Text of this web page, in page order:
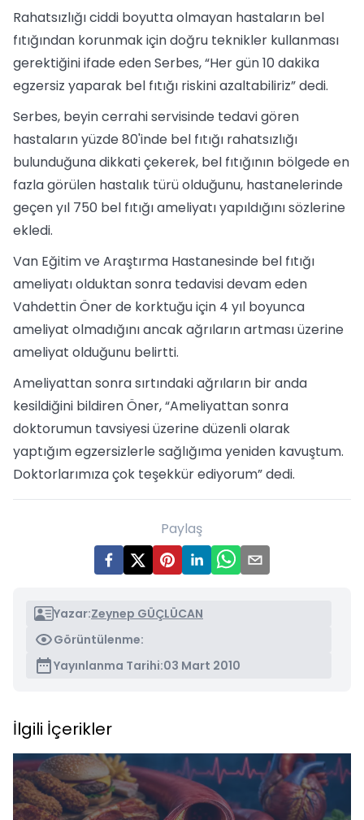
Rahatsızlığı ciddi boyutta olmayan hastaların bel
fıtığından korunmak için doğru teknikler kullanması
gerektiğini ifade eden Serbes, “Her gün 10 dakika
egzersiz yaparak bel fıtığı riskini azaltabiliriz” dedi.
Serbes, beyin cerrahi servisinde tedavi gören
hastaların yüzde 80'inde bel fıtığı rahatsızlığı
bulunduğuna dikkati çekerek, bel fıtığının bölgede en
fazla görülen hastalık türü olduğunu, hastanelerinde
geçen yıl 750 bel fıtığı ameliyatı yapıldığını sözlerine
ekledi.
Van Eğitim ve Araştırma Hastanesinde bel fıtığı
ameliyatı olduktan sonra tedavisi devam eden
Vahdettin Öner de korktuğu için 4 yıl boyunca
ameliyat olmadığını ancak ağrıların artması üzerine
ameliyat olduğunu belirtti.
Ameliyattan sonra sırtındaki ağrıların bir anda
kesildiğini bildiren Öner, “Ameliyattan sonra
doktorumun tavsiyesi üzerine düzenli olarak
yaptığım egzersizlerle sağlığıma yeniden kavuştum.
Doktorlarımıza çok teşekkür ediyorum” dedi.
Paylaş
Yazar:Zeynep GÜÇLÜCAN
Görüntülenme:
Yayınlanma Tarihi:03 Mart 2010
İlgili İçerikler